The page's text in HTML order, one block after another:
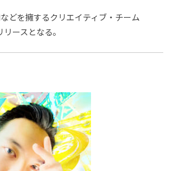
どを擁するクリエイティブ・チーム
リースとなる。